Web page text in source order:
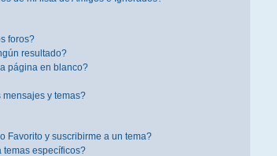
foros?
resultado?
página en blanco?
y temas?
Favorito y suscribirme a un tema?
temas específicos?